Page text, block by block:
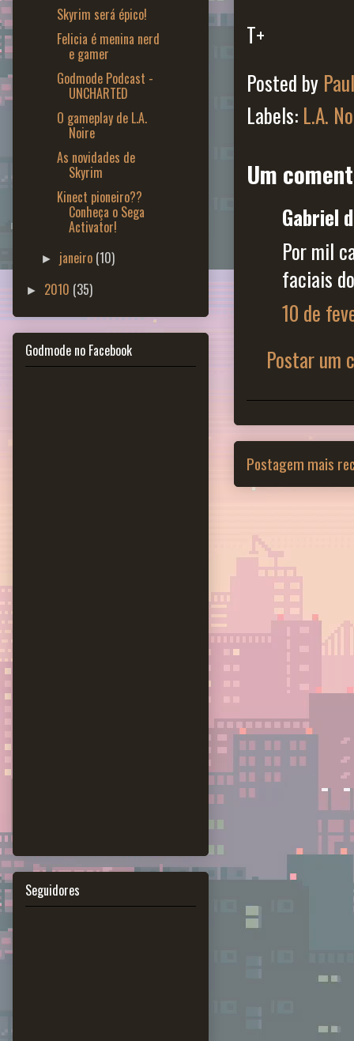
T+
Posted by
Labels: L.A.
Um
Gabriel
Por mil
faciais
10 de
Postar um
Postagem mais
Skyrim será épico!
Felicia é menina nerd
e gamer
Godmode Podcast -
UNCHARTED
O gameplay de L.A.
Noire
As novidades de
Skyrim
Kinect pioneiro??
Conheça o Sega
Activator!
► janeiro (10)
► 2010 (35)
Godmode no Facebook
Seguidores